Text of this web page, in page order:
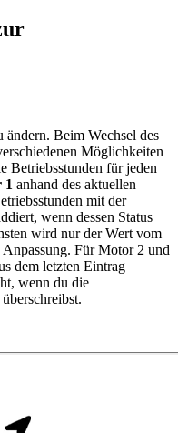
Beim Wechsel des
Möglichkeiten
Betriebsstunden für jeden
1 anhand des aktuellen
mit der
wenn dessen Status
wird nur der Wert vom
Für Motor 2 und
dem letzten Eintrag
wenn du die